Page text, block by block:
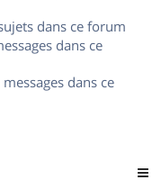
dans ce forum
dans ce
dans ce